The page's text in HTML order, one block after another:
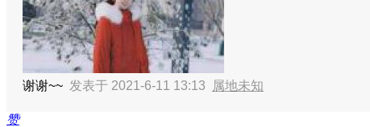
谢谢~~ 发表于 2021-6-11 13:13 属地未知
赞